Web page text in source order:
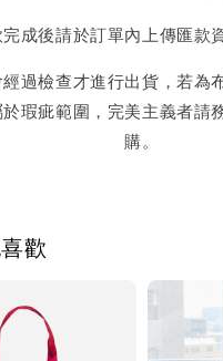
完成後請於訂單內上傳匯款
經過檢查才進行出貨，若為
瑕疵範圍，完美主義者請
購。
歡